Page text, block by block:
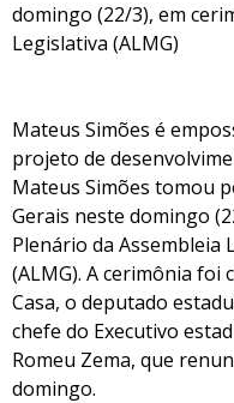
domingo (22/3), em
Legislativa (ALMG)
Mateus Simões é
projeto de
Mateus Simões tomou
Gerais neste domingo
Plenário da Assembleia
(ALMG). A cerimônia foi
Casa, o deputado
chefe do Executivo
Romeu Zema, que
domingo.